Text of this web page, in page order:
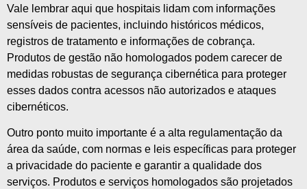
Vale lembrar aqui que hospitais lidam com informações
sensíveis de pacientes, incluindo históricos médicos,
registros de tratamento e informações de cobrança.
Produtos de gestão não homologados podem carecer de
medidas robustas de segurança cibernética para proteger
esses dados contra acessos não autorizados e ataques
cibernéticos.
Outro ponto muito importante é a alta regulamentação da
área da saúde, com normas e leis específicas para proteger
a privacidade do paciente e garantir a qualidade dos
serviços. Produtos e serviços homologados são projetados